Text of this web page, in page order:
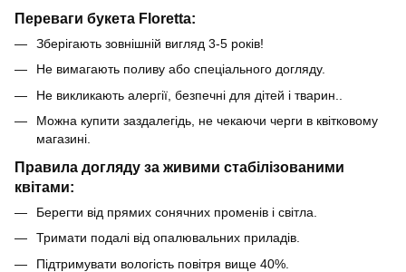
Переваги букета Floretta:
Зберігають зовнішній вигляд 3-5 років!
Не вимагають поливу або спеціального догляду.
Не викликають алергії, безпечні для дітей і тварин..
Можна купити заздалегідь, не чекаючи черги в квітковому
магазині.
Правила догляду за живими стабілізованими
квітами:
Берегти від прямих сонячних променів і світла.
Тримати подалі від опалювальних приладів.
Підтримувати вологість повітря вище 40%.